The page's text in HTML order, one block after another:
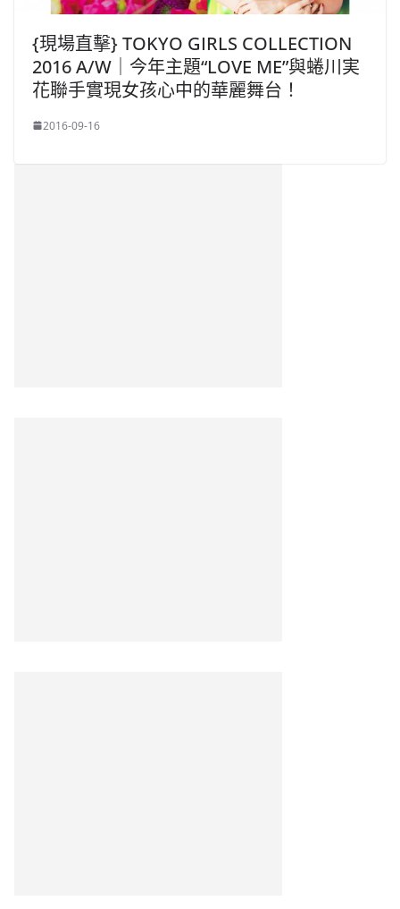
{現場直擊} TOKYO GIRLS COLLECTION
2016 A/W｜今年主題“LOVE ME”與蜷川実
花聯手實現女孩心中的華麗舞台！
2016-09-16